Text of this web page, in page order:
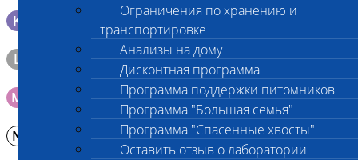
Ограничения по хранению и
транспортировке
Анализы на дому
Дисконтная программа
Программа поддержки питомников
Программа "Большая семья"
Программа "Спасенные хвосты"
Оставить отзыв о лаборатории
K Образец тканей в контейнере с 10% раствором формалина
L Материал берется только в лаборатории!
M Мазок на стекло
N Молоко в контейнере 10-30 мл